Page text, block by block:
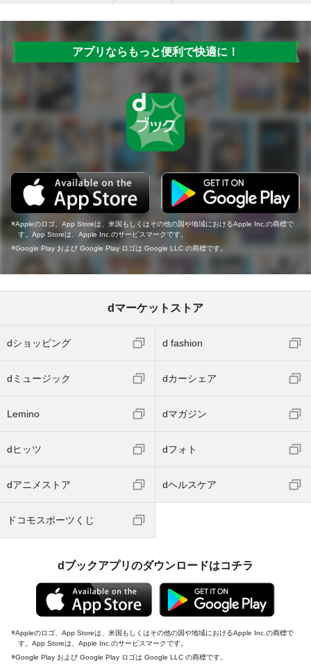
アプリならもっと便利で快適に！
Appleのロゴ、App Storeは、米国もしくはその他の国や地域におけるApple Inc.の商標で
す。App Storeは、Apple Inc.のサービスマークです。
Google Play および Google Play ロゴは Google LLC の商標です。
dマーケットストア
dショッピング d fashion
dミュージック dカーシェア
Lemino dマガジン
dヒッツ dフォト
dアニメストア dヘルスケア
ドコモスポーツくじ
dブックアプリのダウンロードはコチラ
Appleのロゴ、App Storeは、米国もしくはその他の国や地域におけるApple Inc.の商標で
す。App Storeは、Apple Inc.のサービスマークです。
Google Play および Google Play ロゴは Google LLC の商標です。